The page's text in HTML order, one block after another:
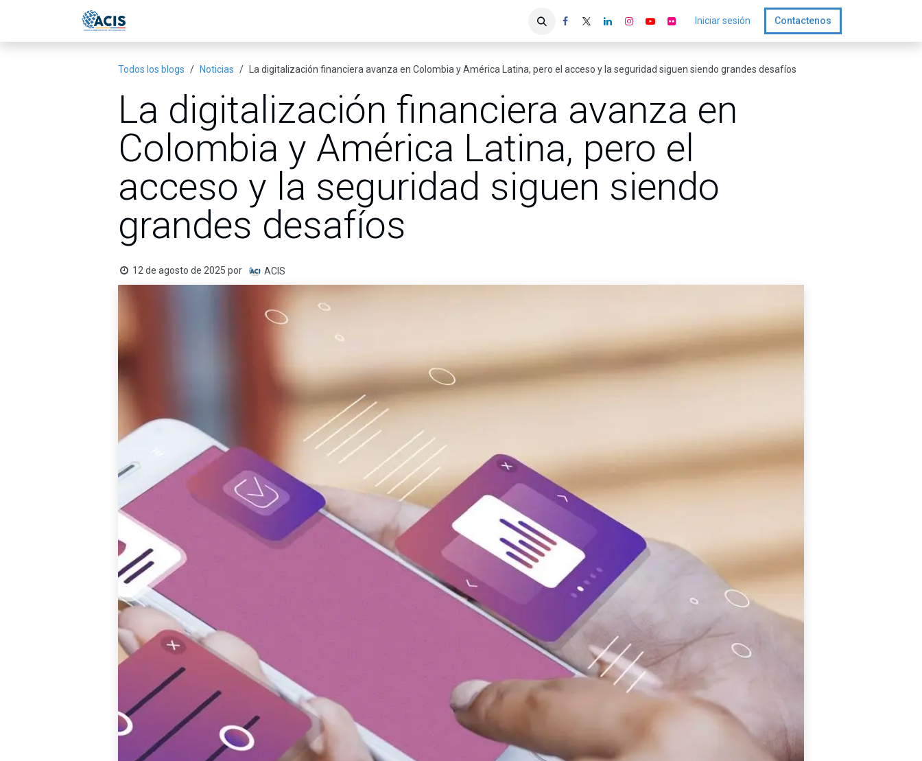
Iniciar sesión Contactenos
Todos los blogs Noticias La digitalización financiera avanza en Colombia y América Latina, pero el acceso y la seguridad siguen siendo grandes desafíos
La digitalización financiera avanza en
Colombia y América Latina, pero el
acceso y la seguridad siguen siendo
grandes desafíos
12 de agosto de 2025 por ACIS